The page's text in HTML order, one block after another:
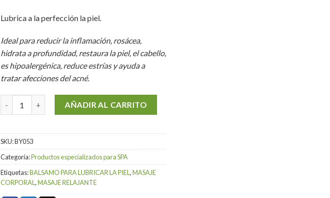
Lubrica a la perfección la piel.
Ideal para reducir la inflamación, rosácea,
hidrata a profundidad, restaura la piel, el cabello,
es hipoalergénica, reduce estrías y ayuda a
tratar afecciones del acné.
Vela de Karite para masaje cantidad
AÑADIR AL CARRITO
SKU:BY053
Categoría:Productos especializados para SPA
Etiquetas:BALSAMO PARA LUBRICAR LA PIEL ,MASAJE
CORPORAL ,MASAJE RELAJANTE